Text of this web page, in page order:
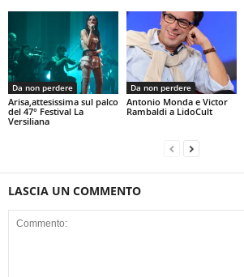
Da non perdere
Arisa,attesissima sul palco
del 47° Festival La
Versiliana
Da non perdere
Antonio Monda e Victor
Rambaldi a LidoCult
LASCIA UN COMMENTO